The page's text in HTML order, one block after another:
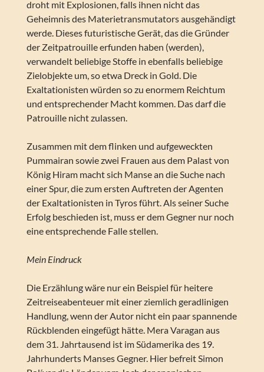
droht mit Explosionen, falls ihnen nicht das
Geheimnis des Materietransmutators ausgehändigt
werde. Dieses futuristische Gerät, das die Gründer
der Zeitpatrouille erfunden haben (werden),
verwandelt beliebige Stoffe in ebenfalls beliebige
Zielobjekte um, so etwa Dreck in Gold. Die
Exaltationisten würden so zu enormem Reichtum
und entsprechender Macht kommen. Das darf die
Patrouille nicht zulassen.
Zusammen mit dem flinken und aufgeweckten
Pummairan sowie zwei Frauen aus dem Palast von
König Hiram macht sich Manse an die Suche nach
einer Spur, die zum ersten Auftreten der Agenten
der Exaltationisten in Tyros führt. Als seiner Suche
Erfolg beschieden ist, muss er dem Gegner nur noch
eine entsprechende Falle stellen.
Mein Eindruck
Die Erzählung wäre nur ein Beispiel für heitere
Zeitreiseabenteuer mit einer ziemlich geradlinigen
Handlung, wenn der Autor nicht ein paar spannende
Rückblenden eingefügt hätte. Mera Varagan aus
dem 31. Jahrtausend ist im Südamerika des 19.
Jahrhunderts Manses Gegner. Hier befreit Simon